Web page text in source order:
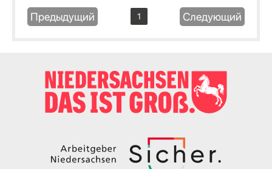
Предыдущий 1 Следующий